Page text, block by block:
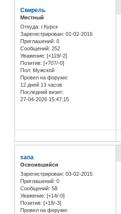
Свирель
Местный
Откуда: г.Курск
Зарегистрирован: 01-02-2016
Приглашений: 0
Сообщений: 252
Уважение: [+119/-2]
Позитив: [+707/-0]
Пол: Мужской
Провел на форуме:
12 дней 13 часов
Последний визит:
27-04-2026 15:47:15
sana
Освоившийся
Зарегистрирован: 03-02-2015
Приглашений: 0
Сообщений: 58
Уважение: [+14/-0]
Позитив: [+18/-3]
Провел на форуме: